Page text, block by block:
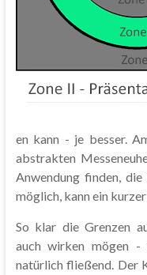
en kann - je besser.
abstrakten
Anwendung finden,
möglich, kann ein
So klar die Grenzen
auch wirken mögen
natürlich fließend. Der